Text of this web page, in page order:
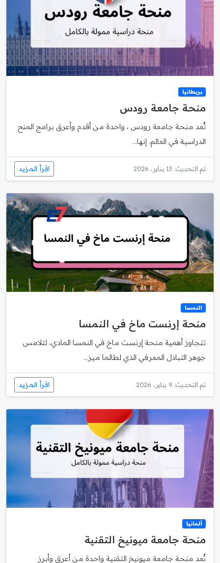
بريطانيا
منحة جامعة رودس
تُعد منحة جامعة رودس ، واحدة من أقدم وأعرق برامج المنح
الدراسية في العالم. إنها...
تم التحديث: 13 يناير، 2026 اقرأ المزيد
النمسا
منحة إرنست ماخ في النمسا
تتجاوز أهمية منحة إرنست ماخ في النمسا المادي، لتلامس
جوهر التبادل المعرفي الذي لطالما ميز...
تم التحديث: 9 يناير، 2026 اقرأ المزيد
ألمانيا
منحة جامعة ميونيخ التقنية
تُعد منحة جامعة ميونيخ التقنية واحدة من أعرق وأبرز